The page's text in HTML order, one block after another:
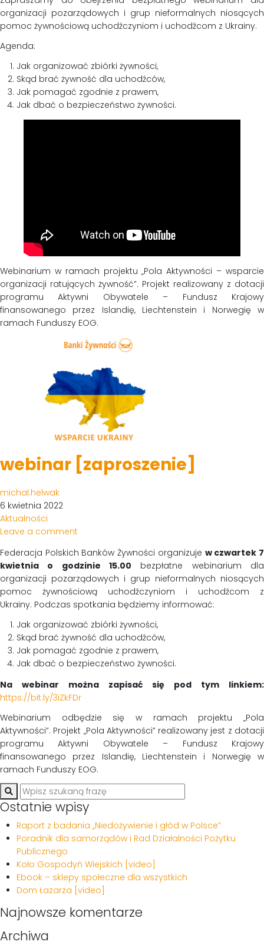
organizacji pozarządowych i grup nieformalnych niosących
pomoc żywnościową uchodźczyniom i uchodźcom z Ukrainy.
Agenda:
Jak organizować zbiórki żywności,
Skąd brać żywność dla uchodźców,
Jak pomagać zgodnie z prawem,
Jak dbać o bezpieczeństwo żywności.
Webinarium w ramach projektu „Pola Aktywności – wsparcie
organizacji ratujących żywność”. Projekt realizowany z dotacji
programu Aktywni Obywatele – Fundusz Krajowy
finansowanego przez Islandię, Liechtenstein i Norwegię w
ramach Funduszy EOG.
webinar [zaproszenie]
michal.helwak
6 kwietnia 2022
Aktualności
Leave a comment
Federacja Polskich Banków Żywności organizuje w czwartek 7
kwietnia o godzinie 15.00 bezpłatne webinarium dla
organizacji pozarządowych i grup nieformalnych niosących
pomoc żywnościową uchodźczyniom i uchodźcom z
Ukrainy. Podczas spotkania będziemy informować:
Jak organizować zbiórki żywności,
Skąd brać żywność dla uchodźców,
Jak pomagać zgodnie z prawem,
Jak dbać o bezpieczeństwo żywności.
Na webinar można zapisać się pod tym linkiem:
https://bit.ly/3iZkFDr
Webinarium odbędzie się w ramach projektu „Pola
Aktywności”. Projekt „Pola Aktywności” realizowany jest z dotacji
programu Aktywni Obywatele – Fundusz Krajowy
finansowanego przez Islandię, Liechtenstein i Norwegię w
ramach Funduszy EOG.
Ostatnie wpisy
Raport z badania „Niedożywienie i głód w Polsce”
Poradnik dla samorządów i Rad Działalności Pożytku
Publicznego
Koło Gospodyń Wiejskich [video]
Ebook – sklepy społeczne dla wszystkich
Dom Łazarza [video]
Najnowsze komentarze
Archiwa